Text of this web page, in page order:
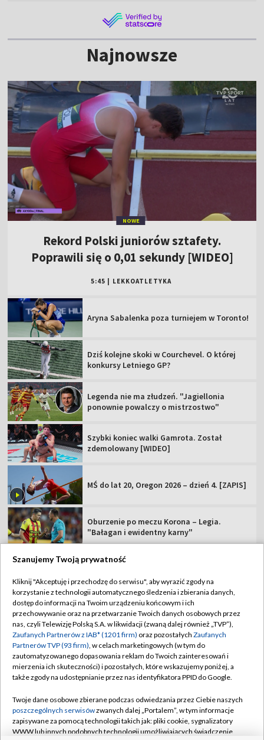
Najnowsze
NOWE
Rekord Polski juniorów sztafety.
Poprawili się o 0,01 sekundy [WIDEO]
5:45 LEKKOATLETYKA
Aryna Sabalenka poza turniejem w Toronto!
Dziś kolejne skoki w Courchevel. O której
konkursy Letniego GP?
Legenda nie ma złudzeń. "Jagiellonia
ponownie powalczy o mistrzostwo"
Szybki koniec walki Gamrota. Został
zdemolowany [WIDEO]
MŚ do lat 20, Oregon 2026 – dzień 4. [ZAPIS]
Oburzenie po meczu Korona – Legia.
"Bałagan i ewidentny karny"
TVP
Abonament TVP
Sklep TVP
Biuro Reklamy
Oferta Handlowa
Emisja w TVP
Rada Programowa
Regulamin TVP
Polityka prywatności
Moje zgody
Biuro reklamy
Kanały
Szanujemy Twoją prywatność
Kliknij "Akceptuję i przechodzę do serwisu", aby wyrazić zgody na
korzystanie z technologii automatycznego śledzenia i zbierania danych,
dostęp do informacji na Twoim urządzeniu końcowym i ich
przechowywanie oraz na przetwarzanie Twoich danych osobowych przez
nas, czyli Telewizję Polską S.A. w likwidacji (zwaną dalej również „TVP”),
Zaufanych Partnerów z IAB* (1201 firm) oraz pozostałych Zaufanych
Partnerów TVP (93 firm), w celach marketingowych (w tym do
zautomatyzowanego dopasowania reklam do Twoich zainteresowań i
mierzenia ich skuteczności) i pozostałych, które wskazujemy poniżej, a
także zgody na udostępnianie przez nas identyfikatora PPID do Google.
Twoje dane osobowe zbierane podczas odwiedzania przez Ciebie naszych
poszczególnych serwisówzwanych dalej „Portalem”, w tym informacje
zapisywane za pomocą technologii takich jak: pliki cookie, sygnalizatory
WWW lub innych podobnych technologii umożliwiających świadczenie